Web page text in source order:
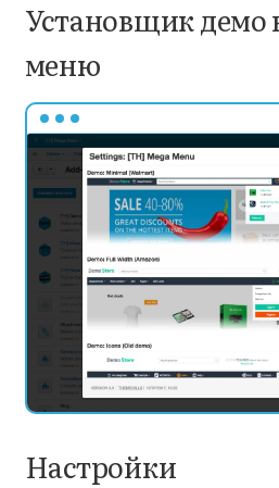
Установщик демо
меню
Настройки